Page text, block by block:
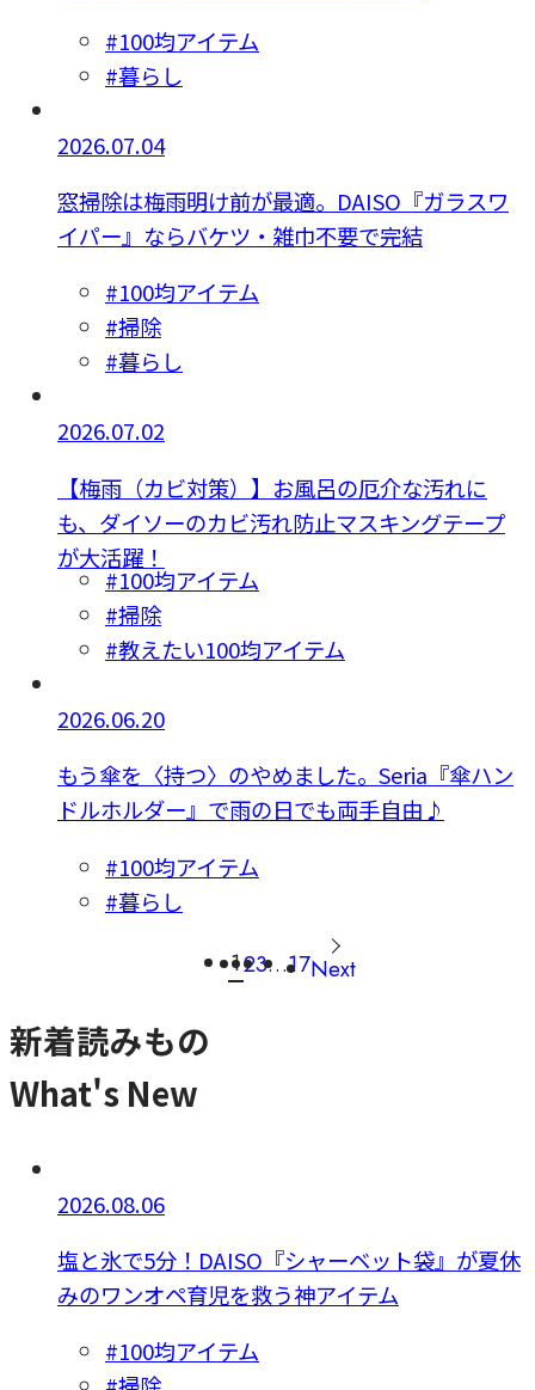
#100均アイテム
#暮らし
2026.07.04
窓掃除は梅雨明け前が最適。DAISO『ガラスワ
イパー』ならバケツ・雑巾不要で完結
#100均アイテム
#掃除
#暮らし
2026.07.02
【梅雨（カビ対策）】お風呂の厄介な汚れに
も、ダイソーのカビ汚れ防止マスキングテープ
が大活躍！
#100均アイテム
#掃除
#教えたい100均アイテム
2026.06.20
もう傘を〈持つ〉のやめました。Seria『傘ハン
ドルホルダー』で雨の日でも両手自由♪
#100均アイテム
#暮らし
123…17Next
新着読みもの
What's New
2026.08.06
塩と氷で5分！DAISO『シャーベット袋』が夏休
みのワンオペ育児を救う神アイテム
#100均アイテム